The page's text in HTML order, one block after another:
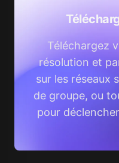
Téléchargez
résolution et
sur les réseaux
de groupe, ou
pour